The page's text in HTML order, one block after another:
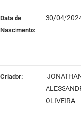
Data de
Nascimento:
30/04/
Criador:
OLIVEIRA